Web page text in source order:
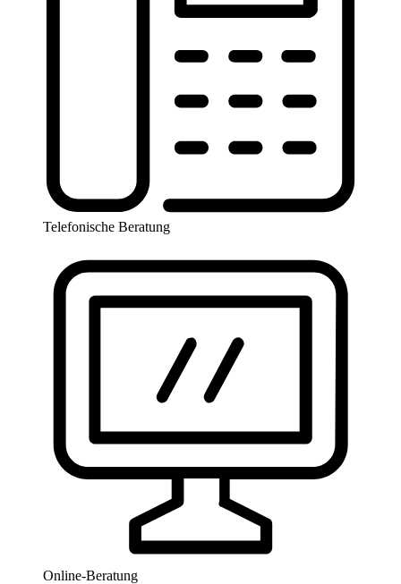
Telefonische Beratung
Online-Beratung